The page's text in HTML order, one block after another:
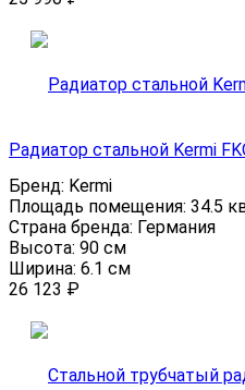
Радиатор стальной Kermi
Бренд: Kermi
Площадь помещения: 34.5
Страна бренда: Германия
Высота: 90 см
Ширина: 6.1 см
26 123 ₽